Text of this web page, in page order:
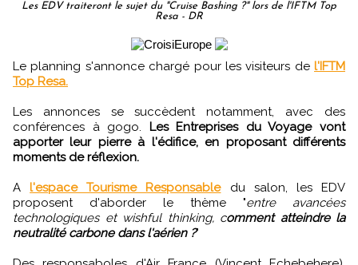
Les EDV traiteront le sujet du "Cruise Bashing ?" lors de l'IFTM Top
Resa - DR
Le planning s'annonce chargé pour les visiteurs de l'IFTM
Top Resa.
Les annonces se succèdent notamment, avec des
conférences à gogo.
Les Entreprises du Voyage vont
apporter leur pierre à l'édifice, en proposant différents
moments de réflexion.
Al'espace Tourisme Responsabledu salon, les EDV
proposent d'aborder le thème "entre avancées
technologiques et wishful thinking, comment atteindre la
neutralité carbone dans l'aérien ?"